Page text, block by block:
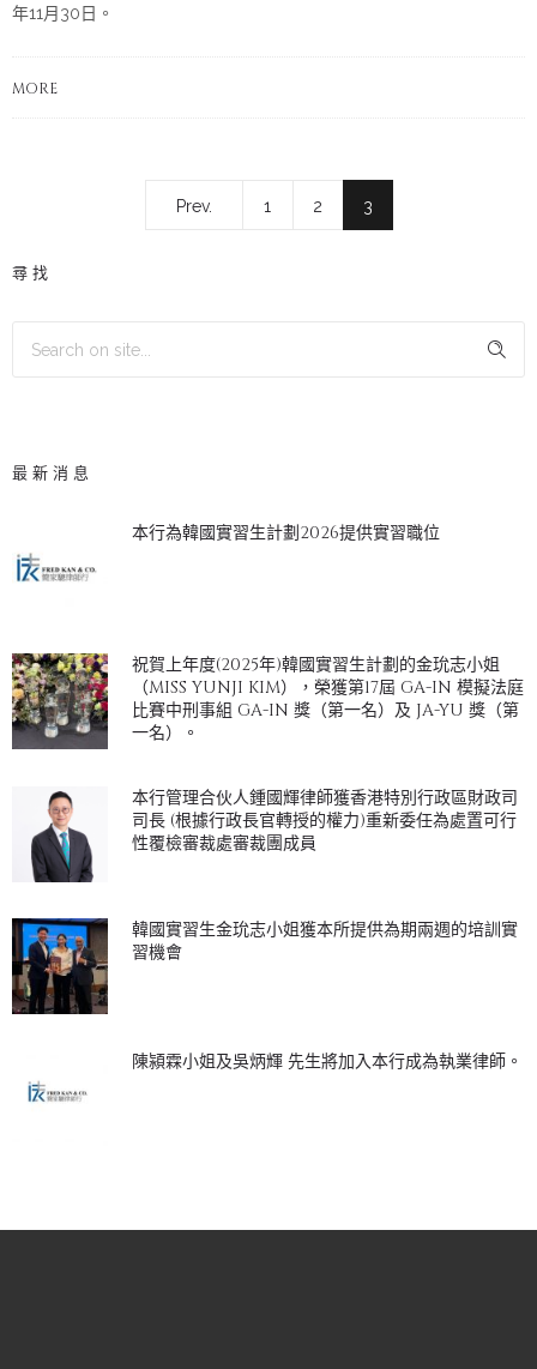
年11月30日。
MORE
Prev. 1 2 3
尋找
最新消息
本行為韓國實習生計劃2026提供實習職位
祝賀上年度(2025年)韓國實習生計劃的金玧志小姐
（MISS YUNJI KIM），榮獲第17屆 GA-IN 模擬法庭
比賽中刑事組 GA-IN 獎（第一名）及 JA-YU 獎（第
一名）。
本行管理合伙人鍾國輝律師獲香港特別行政區財政司
司長 (根據行政長官轉授的權力)重新委任為處置可行
性覆檢審裁處審裁團成員
韓國實習生金玧志小姐獲本所提供為期兩週的培訓實
習機會
陳潁霖小姐及吳炳輝 先生將加入本行成為執業律師。